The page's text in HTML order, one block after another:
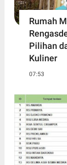
Rumah
Pilihan
Kuliner
07:53